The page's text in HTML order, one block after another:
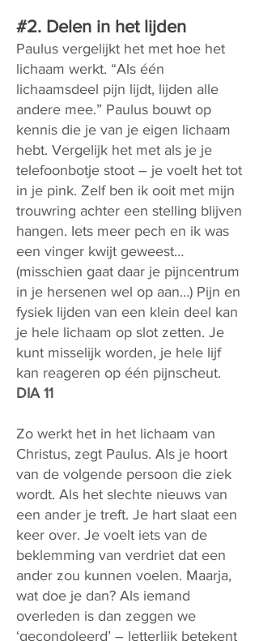
#2. Delen in het lijden
Paulus vergelijkt het met hoe het
lichaam werkt. “Als één
lichaamsdeel pijn lijdt, lijden alle
andere mee.” Paulus bouwt op
kennis die je van je eigen lichaam
hebt. Vergelijk het met als je je
telefoonbotje stoot – je voelt het tot
in je pink. Zelf ben ik ooit met mijn
trouwring achter een stelling blijven
hangen. Iets meer pech en ik was
een vinger kwijt geweest…
(misschien gaat daar je pijncentrum
in je hersenen wel op aan…) Pijn en
fysiek lijden van een klein deel kan
je hele lichaam op slot zetten. Je
kunt misselijk worden, je hele lijf
kan reageren op één pijnscheut.
DIA 11
Zo werkt het in het lichaam van
Christus, zegt Paulus. Als je hoort
van de volgende persoon die ziek
wordt. Als het slechte nieuws van
een ander je treft. Je hart slaat een
keer over. Je voelt iets van de
beklemming van verdriet dat een
ander zou kunnen voelen. Maarja,
wat doe je dan? Als iemand
overleden is dan zeggen we
‘gecondoleerd’ – letterlijk betekent